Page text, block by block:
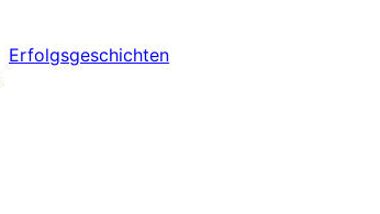
Erfolgsgeschichten